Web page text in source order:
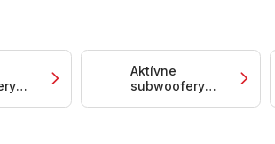
Aktívne
subwoofery